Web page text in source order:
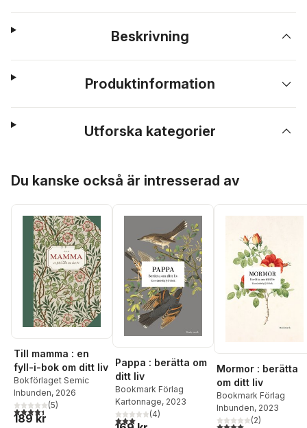
Beskrivning
Produktinformation
Utforska kategorier
Du kanske också är intresserad av
Till mamma : en
fyll-i-bok om ditt liv
Bokförlaget Semic
Inbunden, 2026
4,4utav 5 stjärnor. Totalt antal röster:
(5)
189 kr
Pappa : berätta om
ditt liv
Bookmark Förlag
Kartonnage, 2023
3,0utav 5 stjärnor. Totalt antal röster:
(4)
Mormor : berätta
om ditt liv
Bookmark Förlag
Inbunden, 2023
4,0utav 5 stjärnor.
(2)